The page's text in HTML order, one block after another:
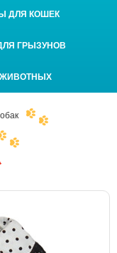
ДЛЯ КОШЕК
ГРЫЗУНОВ
ЖИВОТНЫХ